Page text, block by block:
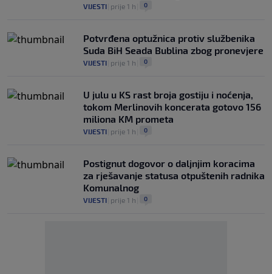
VIJESTI prije 1 h 0
Potvrđena optužnica protiv službenika
Suda BiH Seada Bublina zbog pronevjere
VIJESTI prije 1 h 0
U julu u KS rast broja gostiju i noćenja,
tokom Merlinovih koncerata gotovo 156
miliona KM prometa
VIJESTI prije 1 h 0
Postignut dogovor o daljnjim koracima
za rješavanje statusa otpuštenih radnika
Komunalnog
VIJESTI prije 1 h 0